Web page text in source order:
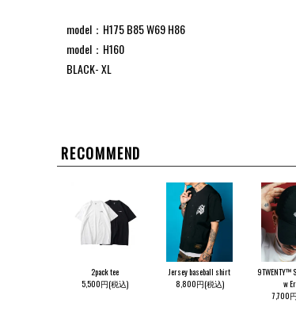
model：H175 B85 W69 H86
model：H160
BLACK- XL
RECOMMEND
2pack tee
5,500円(税込)
Jersey baseball shirt
8,800円(税込)
9TWENTY™
w
7,700